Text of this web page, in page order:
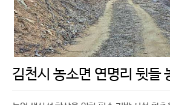
김천시 농소면 연명리 뒷들